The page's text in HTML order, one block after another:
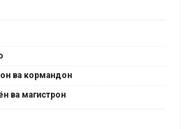
ва кормандон
ва магистрон